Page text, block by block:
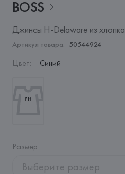
BOSS
Джинсы H-Delaware из хлопка
Артикул товара: 50544924
Цвет: Синий
Размер:
Выберите размер